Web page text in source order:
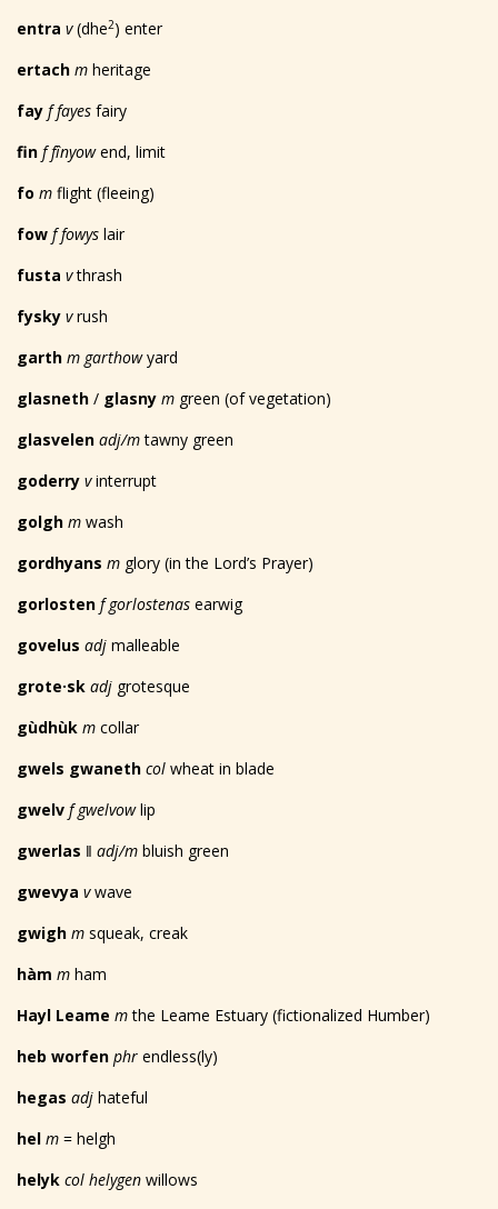
entra v(dhe2) enter
ertach m heritage
fay f fayes fairy
fin f fînyowend, limit
fo m flight (fleeing)
fow f fowys lair
fusta vthrash
fysky vrush
garth m garthowyard
glasneth / glasny m green (of vegetation)
glasvelen adj/mtawny green
goderry vinterrupt
golgh m wash
gordhyans m glory (in the Lord’s Prayer)
gorlosten f gorlostenas earwig
govelus adj malleable
grote·sk adj grotesque
gùdhùk m collar
gwels gwaneth col wheat in blade
gwelv f gwelvowlip
gwerlas ‖ adj/m bluish green
gwevya vwave
gwigh m squeak, creak
hàm m ham
Hayl Leame mthe Leame Estuary (fictionalized Humber)
heb worfen phr endless(ly)
hegas adj hateful
hel m = helgh
helyk col helygen willows